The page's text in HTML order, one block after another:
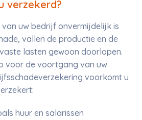
verzekerd?
uw bedrijf onvermijdelijk is
vallen de productie en de
lasten gewoon doorlopen.
voor de voortgang van uw
voorkomt u
huur en salarissen